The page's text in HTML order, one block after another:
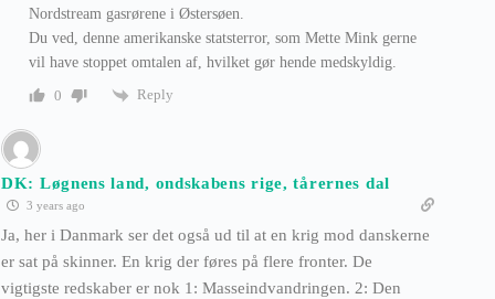
Nordstream gasrørene i Østersøen.
Du ved, denne amerikanske statsterror, som Mette Mink gerne
vil have stoppet omtalen af, hvilket gør hende medskyldig.
0
Reply
DK: Løgnens land, ondskabens rige, tårernes dal
3 years ago
Ja, her i Danmark ser det også ud til at en krig mod danskerne
er sat på skinner. En krig der føres på flere fronter. De
vigtigste redskaber er nok 1: Masseindvandringen. 2: Den